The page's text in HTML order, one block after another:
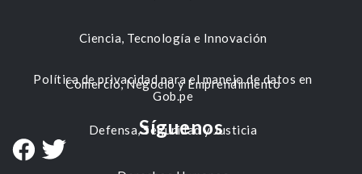
Ciencia, Tecnología e Innovación
Comercio, Negocio y Emprendimiento
Defensa, Seguridad y Justicia
Política de privacidad para el manejo de datos en
Gob.pe
Síguenos